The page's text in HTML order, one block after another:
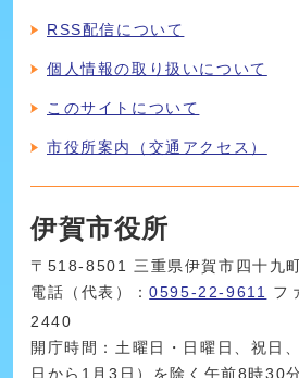
RSS配信について
個人情報の取り扱いについて
このサイトについて
市役所案内（交通アクセス）
伊賀市役所
〒518-8501 三重県伊賀市四十九
電話（代表）：0595-22-9611
フ
2440
開庁時間：土曜日・日曜日、祝日
日から1月3日）を除く午前8時30